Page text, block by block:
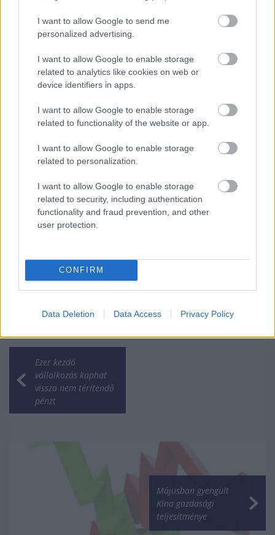
I want to allow Google to send me
personalized advertising.
I want to allow Google to enable storage
related to analytics like cookies on web or
device identifiers in apps.
I want to allow Google to enable storage
related to functionality of the website or app.
I want to allow Google to enable storage
related to personalization.
I want to allow Google to enable storage
related to security, including authentication
functionality and fraud prevention, and other
user protection.
CONFIRM
Data Deletion Data Access Privacy Policy
gyorsmérleg
HÍREK 2026. júl. 20.
Mi lett Alain Delon vagyonával? Adóhatósági
csavar a sztoriban
HÍREK 2026. júl. 19.
Ezer kezdő
vállalkozás kaphat
vissza nem térítendő
pénzt
Májusban gyengült
Kína gazdasági
teljesítménye